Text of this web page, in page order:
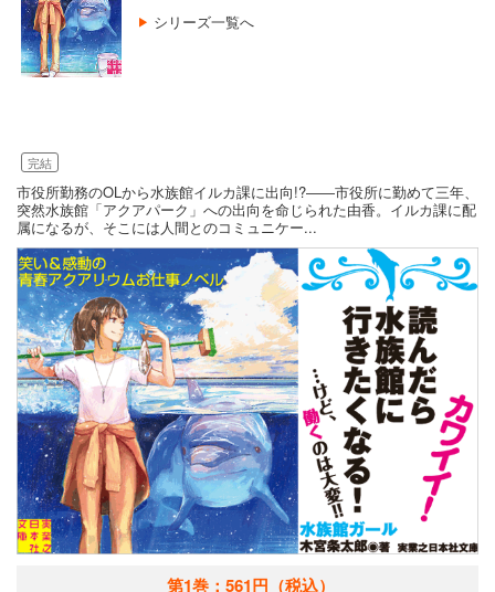
完結
シリーズ一覧へ
市役所勤務のOLから水族館イルカ課に出向!?――市役所に勤めて三年、
突然水族館「アクアパーク」への出向を命じられた由香。イルカ課に配
属になるが、そこには人間とのコミュニケー...
第1巻：561円 （税込）